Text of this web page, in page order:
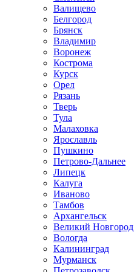
Валищево
Белгород
Брянск
Владимир
Воронеж
Кострома
Курск
Орел
Рязань
Тверь
Тула
Малаховка
Ярославль
Пушкино
Петрово-Дальнее
Липецк
Калуга
Иваново
Тамбов
Архангельск
Великий Новгород
Вологда
Калининград
Мурманск